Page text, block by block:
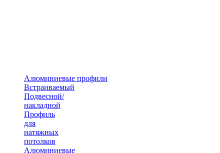
Алюминиевые профили
Встраиваемый
Подвесной/
накладной
Профиль
для
натяжных
потолков
Алюминиевые